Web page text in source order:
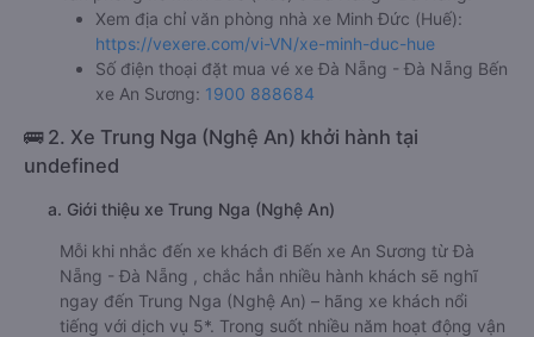
Xem địa chỉ văn phòng nhà xe Minh Đức (Huế):
https://vexere.com/vi-VN/xe-minh-duc-hue
Số điện thoại đặt mua vé xe Đà Nẵng - Đà Nẵng Bến
xe An Sương: 1900 888684
🚌 2. Xe Trung Nga (Nghệ An) khởi hành tại
undefined
a. Giới thiệu xe Trung Nga (Nghệ An)
Mỗi khi nhắc đến xe khách đi Bến xe An Sương từ Đà
Nẵng - Đà Nẵng , chắc hẳn nhiều hành khách sẽ nghĩ
ngay đến Trung Nga (Nghệ An) – hãng xe khách nổi
tiếng với dịch vụ 5*. Trong suốt nhiều năm hoạt động vận